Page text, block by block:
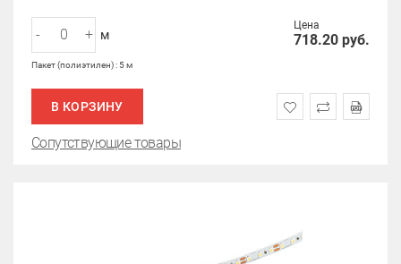
Цена
718.20 руб.
- + м
Пакет (полиэтилен) : 5 м
В КОРЗИНУ
Сопутствующие товары